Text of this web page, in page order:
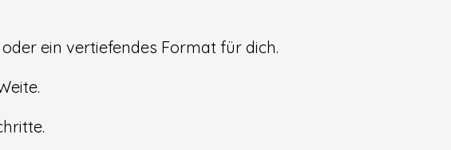
ein vertiefendes Format für dich.​​​​​​​​​​​​​​​​​